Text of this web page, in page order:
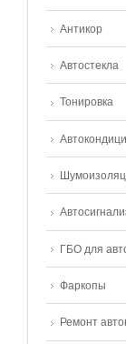
Антикор
Автостекла
Тонировка
ГБО для
Фаркопы
Ремонт